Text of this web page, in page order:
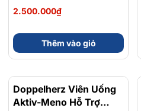
Tăng Độ Linh Hoạt Của
Khớp, Giúp Khớp Khỏe
Mạnh Hộp 30 Viên
2.500.000₫
Thêm vào giỏ
Doppelherz Viên Uống
Aktiv-Meno Hỗ Trợ